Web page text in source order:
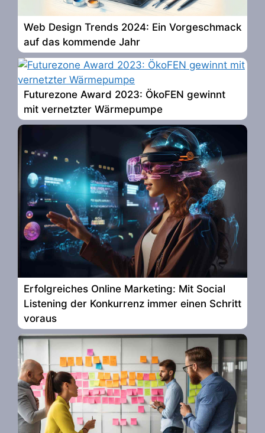
Web Design Trends 2024: Ein Vorgeschmack
auf das kommende Jahr
Futurezone Award 2023: ÖkoFEN gewinnt
mit vernetzter Wärmepumpe
Erfolgreiches Online Marketing: Mit Social
Listening der Konkurrenz immer einen Schritt
voraus